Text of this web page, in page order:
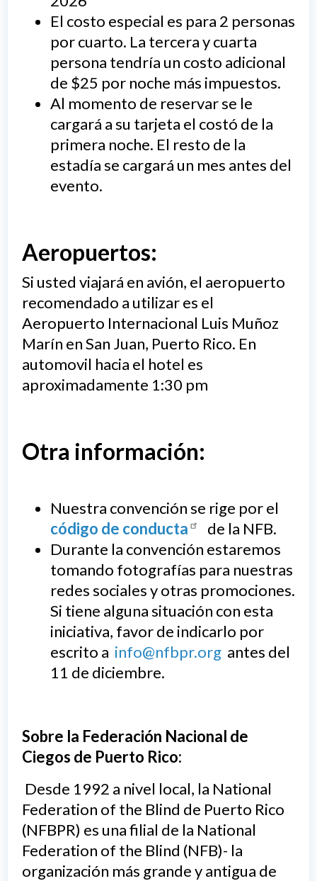
El costo especial es para 2 personas
por cuarto. La tercera y cuarta
persona tendría un costo adicional
de $25 por noche más impuestos.
Al momento de reservar se le
cargará a su tarjeta el costó de la
primera noche. El resto de la
estadía se cargará un mes antes del
evento.
Aeropuertos:
Si usted viajará en avión, el aeropuerto
recomendado a utilizar es el
Aeropuerto Internacional Luis Muñoz
Marín en San Juan, Puerto Rico. En
automovil hacia el hotel es
aproximadamente 1:30 pm
Otra información:
Nuestra convención se rige por el
código de conducta
de la NFB.
Durante la convención estaremos
tomando fotografías para nuestras
redes sociales y otras promociones.
Si tiene alguna situación con esta
iniciativa, favor de indicarlo por
escrito a info@nfbpr.org antes del
11 de diciembre.
Sobre la Federación Nacional de
Ciegos de Puerto Rico:
Desde 1992 a nivel local, la National
Federation of the Blind de Puerto Rico
(NFBPR) es una filial de la National
Federation of the Blind (NFB)- la
organización más grande y antigua de